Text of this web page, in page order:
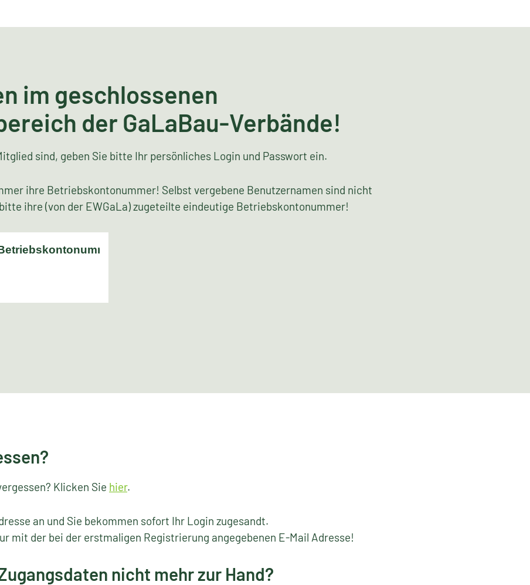
im geschlossenen
der GaLaBau-Verbände!
sind, geben Sie bitte Ihr persönliches Login und Passwort ein.
ihre Betriebskontonummer! Selbst vergebene Benutzernamen sind nicht
ihre (von der EWGaLa) zugeteilte eindeutige Betriebskontonummer!
Klicken Sie hier.
an und Sie bekommen sofort Ihr Login zugesandt.
mit der bei der erstmaligen Registrierung angegebenen E-Mail Adresse!
nicht mehr zur Hand?